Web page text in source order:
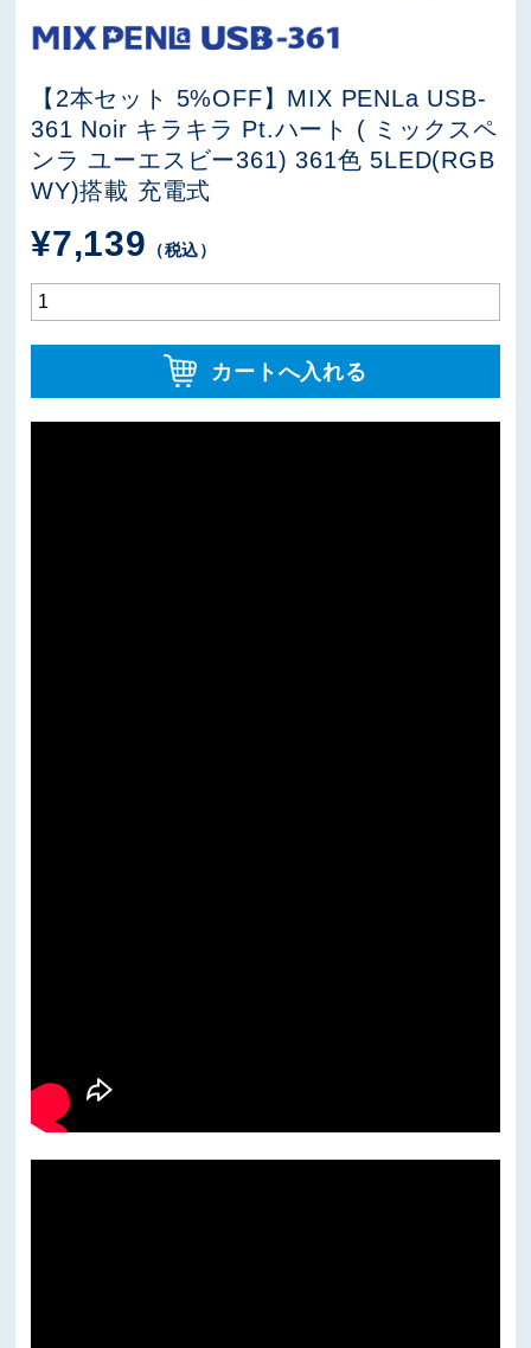
【2本セット 5%OFF】MIX PENLa USB-
361 Noir キラキラ Pt.ハート ( ミックスペ
ンラ ユーエスビー361) 361色 5LED(RGB
WY)搭載 充電式
¥7,139 （税込）
カートへ入れる